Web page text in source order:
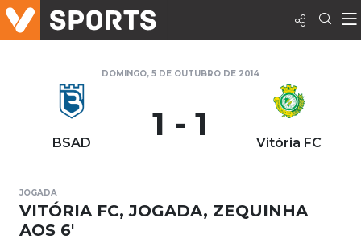
DOMINGO, 5 DE OUTUBRO DE 2014
BSAD 1 - 1 Vitória FC
JOGADA
VITÓRIA FC, JOGADA, ZEQUINHA
AOS 6'